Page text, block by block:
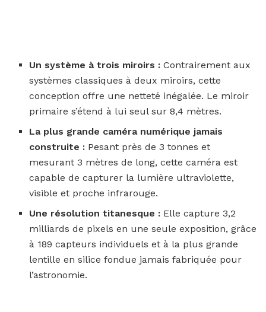
Un système à trois miroirs : Contrairement aux
systèmes classiques à deux miroirs, cette
conception offre une netteté inégalée. Le miroir
primaire s’étend à lui seul sur 8,4 mètres.
La plus grande caméra numérique jamais
construite : Pesant près de 3 tonnes et
mesurant 3 mètres de long, cette caméra est
capable de capturer la lumière ultraviolette,
visible et proche infrarouge.
Une résolution titanesque : Elle capture 3,2
milliards de pixels en une seule exposition, grâce
à 189 capteurs individuels et à la plus grande
lentille en silice fondue jamais fabriquée pour
l’astronomie.